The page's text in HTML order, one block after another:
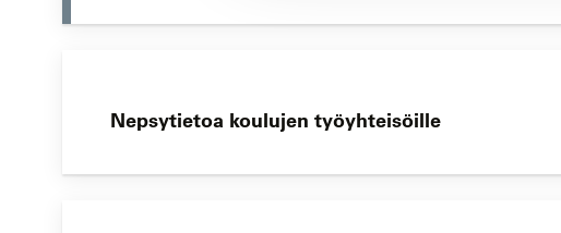
Nepsytietoa koulujen työyhteisöille